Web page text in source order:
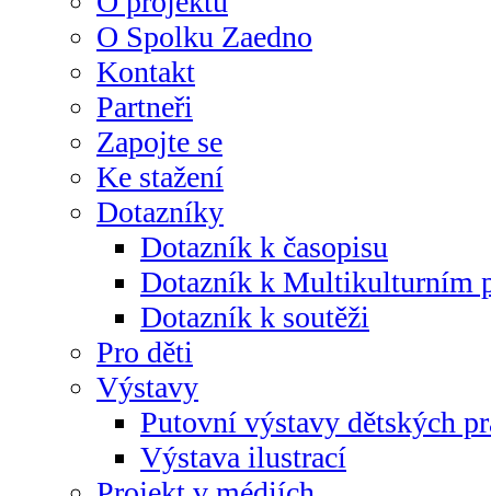
O Spolku Zaedno
Kontakt
Partneři
Zapojte se
Ke stažení
Dotazníky
Dotazník k časopisu
Dotazník k Multikulturním
Dotazník k soutěži
Pro děti
Výstavy
Putovní výstavy dětských
Výstava ilustrací